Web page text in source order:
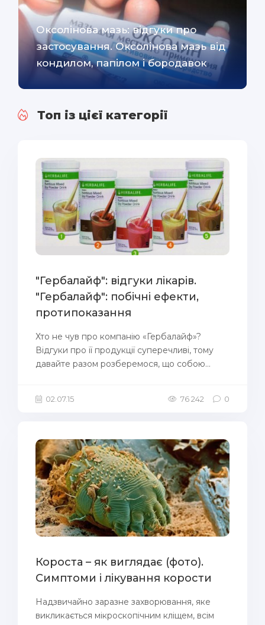
Оксолінова мазь: відгуки про
застосування. Оксолінова мазь від
кондилом, папілом і бородавок
Топ із цієї категорії
"Гербалайф": відгуки лікарів.
"Гербалайф": побічні ефекти,
протипоказання
Хто не чув про компанію «Гербалайф»?
Відгуки про її продукції суперечливі, тому
давайте разом розберемося, що собою...
02.07.15 76 242 0
Короста – як виглядає (фото).
Симптоми і лікування корости
Надзвичайно заразне захворювання, яке
викликається мікроскопічним кліщем, всім